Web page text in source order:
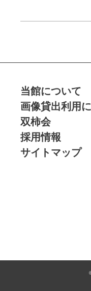
当館について
画像貸出利用
双柿会
採用情報
サイトマップ